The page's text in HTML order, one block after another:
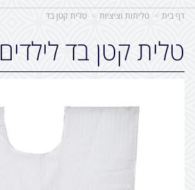
דף בית טליתות וציציות טלית קטן בד
טלית קטן בד לילדים